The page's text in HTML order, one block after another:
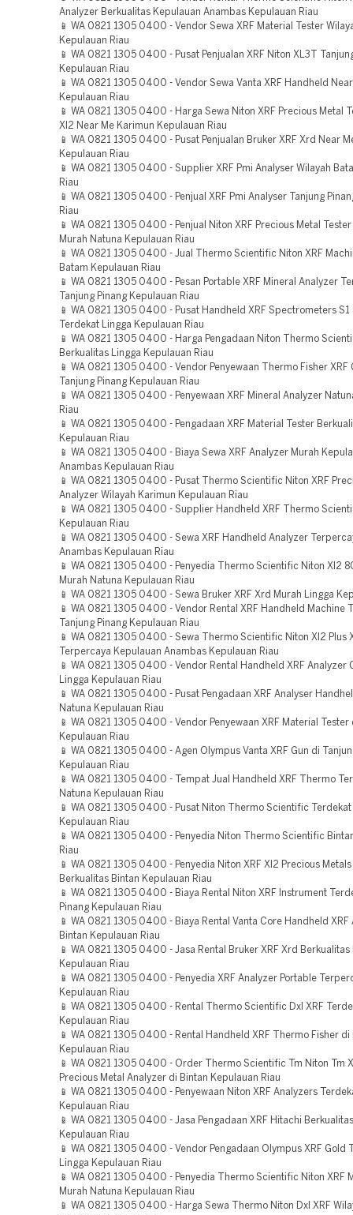
Analyzer Berkualitas Kepulauan Anambas Kepulauan Riau
📱 WA 0821 1305 0400 - Vendor Sewa XRF Material Tester
Kepulauan Riau
📱 WA 0821 1305 0400 - Pusat Penjualan XRF Niton XL3T
Kepulauan Riau
📱 WA 0821 1305 0400 - Vendor Sewa Vanta XRF Handheld
Kepulauan Riau
📱 WA 0821 1305 0400 - Harga Sewa Niton XRF Precious Metal
Xl2 Near Me Karimun Kepulauan Riau
📱 WA 0821 1305 0400 - Pusat Penjualan Bruker XRF Xrd Near
Kepulauan Riau
📱 WA 0821 1305 0400 - Supplier XRF Pmi Analyser Wilayah
Riau
📱 WA 0821 1305 0400 - Penjual XRF Pmi Analyser Tanjung
Riau
📱 WA 0821 1305 0400 - Penjual Niton XRF Precious Metal
Murah Natuna Kepulauan Riau
📱 WA 0821 1305 0400 - Jual Thermo Scientific Niton XRF
Batam Kepulauan Riau
📱 WA 0821 1305 0400 - Pesan Portable XRF Mineral Analyzer
Tanjung Pinang Kepulauan Riau
📱 WA 0821 1305 0400 - Pusat Handheld XRF Spectrometers S1
Terdekat Lingga Kepulauan Riau
📱 WA 0821 1305 0400 - Harga Pengadaan Niton Thermo
Berkualitas Lingga Kepulauan Riau
📱 WA 0821 1305 0400 - Vendor Penyewaan Thermo Fisher XRF
Tanjung Pinang Kepulauan Riau
📱 WA 0821 1305 0400 - Penyewaan XRF Mineral Analyzer
Riau
📱 WA 0821 1305 0400 - Pengadaan XRF Material Tester
Kepulauan Riau
📱 WA 0821 1305 0400 - Biaya Sewa XRF Analyzer Murah
Anambas Kepulauan Riau
📱 WA 0821 1305 0400 - Pusat Thermo Scientific Niton XRF
Analyzer Wilayah Karimun Kepulauan Riau
📱 WA 0821 1305 0400 - Supplier Handheld XRF Thermo
Kepulauan Riau
📱 WA 0821 1305 0400 - Sewa XRF Handheld Analyzer
Anambas Kepulauan Riau
📱 WA 0821 1305 0400 - Penyedia Thermo Scientific Niton Xl2
Murah Natuna Kepulauan Riau
📱 WA 0821 1305 0400 - Sewa Bruker XRF Xrd Murah Lingga
📱 WA 0821 1305 0400 - Vendor Rental XRF Handheld Machine
Tanjung Pinang Kepulauan Riau
📱 WA 0821 1305 0400 - Sewa Thermo Scientific Niton Xl2 Plus
Terpercaya Kepulauan Anambas Kepulauan Riau
📱 WA 0821 1305 0400 - Vendor Rental Handheld XRF Analyzer
Lingga Kepulauan Riau
📱 WA 0821 1305 0400 - Pusat Pengadaan XRF Analyser
Natuna Kepulauan Riau
📱 WA 0821 1305 0400 - Vendor Penyewaan XRF Material Tester
Kepulauan Riau
📱 WA 0821 1305 0400 - Agen Olympus Vanta XRF Gun di
Kepulauan Riau
📱 WA 0821 1305 0400 - Tempat Jual Handheld XRF Thermo
Natuna Kepulauan Riau
📱 WA 0821 1305 0400 - Pusat Niton Thermo Scientific
Kepulauan Riau
📱 WA 0821 1305 0400 - Penyedia Niton Thermo Scientific
Riau
📱 WA 0821 1305 0400 - Penyedia Niton XRF Xl2 Precious
Berkualitas Bintan Kepulauan Riau
📱 WA 0821 1305 0400 - Biaya Rental Niton XRF Instrument
Pinang Kepulauan Riau
📱 WA 0821 1305 0400 - Biaya Rental Vanta Core Handheld XRF
Bintan Kepulauan Riau
📱 WA 0821 1305 0400 - Jasa Rental Bruker XRF Xrd Berkualitas
Kepulauan Riau
📱 WA 0821 1305 0400 - Penyedia XRF Analyzer Portable
Kepulauan Riau
📱 WA 0821 1305 0400 - Rental Thermo Scientific Dxl XRF
Kepulauan Riau
📱 WA 0821 1305 0400 - Rental Handheld XRF Thermo Fisher di
Kepulauan Riau
📱 WA 0821 1305 0400 - Order Thermo Scientific Tm Niton Tm
Precious Metal Analyzer di Bintan Kepulauan Riau
📱 WA 0821 1305 0400 - Penyewaan Niton XRF Analyzers
Kepulauan Riau
📱 WA 0821 1305 0400 - Jasa Pengadaan XRF Hitachi
Kepulauan Riau
📱 WA 0821 1305 0400 - Vendor Pengadaan Olympus XRF Gold
Lingga Kepulauan Riau
📱 WA 0821 1305 0400 - Penyedia Thermo Scientific Niton XRF
Murah Natuna Kepulauan Riau
📱 WA 0821 1305 0400 - Harga Sewa Thermo Niton Dxl XRF